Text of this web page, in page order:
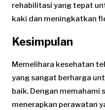
rehabilitasi yang tepat
kaki dan meningkatkan
Kesimpulan
Memelihara kesehatan
yang sangat berharga
baik. Dengan
menerapkan perawatan